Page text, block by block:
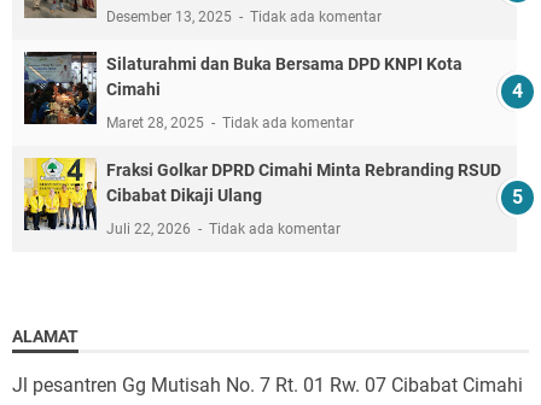
Desember 13, 2025 Tidak ada komentar
Silaturahmi dan Buka Bersama DPD KNPI Kota
Cimahi
Maret 28, 2025 Tidak ada komentar
Fraksi Golkar DPRD Cimahi Minta Rebranding RSUD
Cibabat Dikaji Ulang
Juli 22, 2026 Tidak ada komentar
ALAMAT
Jl pesantren Gg Mutisah No. 7 Rt. 01 Rw. 07 Cibabat Cimahi